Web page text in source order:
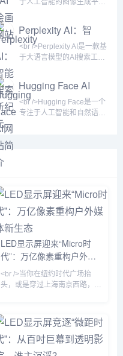
之心的内容体系丰富多元，
覆盖人工智
ChatGPT在发布后迅速引爆
全球关注，上线五天注册用
户突破一百万，两个月后月
<br /><br /><br /
于人工智能的图像生成平
即可创作出高质量的数字艺
术作品。它由独立研究实验
室Midjourney, Inc.开发，成
立于2021年，总部位于美国
用户无需安装专门客户端，
即可在Discord服务器中调
用指令生成图像。<br /><br
Perplexity AI：智
能搜索新纪元
<br />Perplexity AI是一款基
于大语言模型的AI搜索工
直接给出简洁、准确的答
案，并附上引用来源。用户
可以用自然语言提问，系统
同时保证信息的可追溯性。
<br /><br /><br /
Hugging Face AI
网站简介
<br />Hugging Face是一个
专注于人工智能和自然语言
Face已成为全球最大的机器
学习模型托管和协作平台之
一，被誉为AI领域的
GitHub。用户可以在平台上
上传、发现、下载和部署各
种预训练模型，涵盖文本、
图像、音频、视频等多模态
LED显示屏迎来“Micro时
代”：万亿像素重构户外媒
体新生态
<br />当你在纽约时代广场抬
头，或是穿过上海南京西路，
肤”。2025年，随着Micro LED
量产成本下降60%，行业正式迈
入“像素密度自由”阶段。最新10
篇产业深度报告显示，P0.3以下